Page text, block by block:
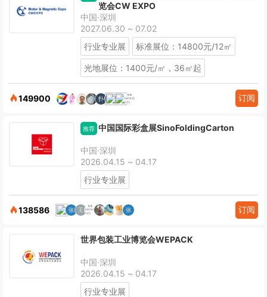
览会CW EXPO
中国·深圳
2027.06.30 ~ 07.02
行业专业展
标准展位：14800元/12㎡
光地展位：1400元/㎡，36㎡起
149900 订阅
推荐 中国国际彩盒展SinoFoldingCarton
中国·深圳
2026.04.15 ~ 04.17
行业专业展
138586 订阅
世界包装工业博览会WEPACK
中国·深圳
2026.04.15 ~ 04.17
行业专业展